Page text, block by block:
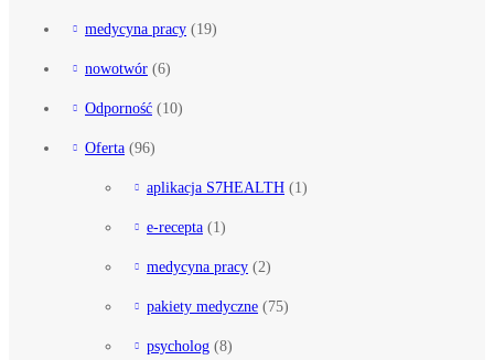
medycyna pracy (19)
nowotwór (6)
Odporność (10)
Oferta (96)
aplikacja S7HEALTH (1)
e-recepta (1)
medycyna pracy (2)
pakiety medyczne (75)
psycholog (8)